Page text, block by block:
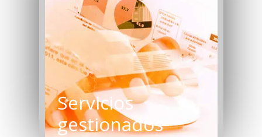
Servicios
gestionados